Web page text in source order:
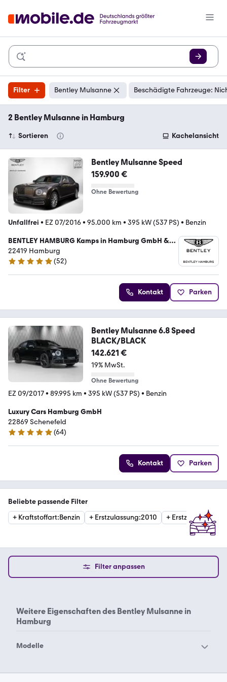
Filter Bentley Mulsanne Beschädigte Fahrzeuge:
2 Bentley Mulsanne in Hamburg
Sortieren Kachelansicht
Bentley Mulsanne Speed
159.900 €
Ohne Bewertung
Unfallfrei • EZ 07/2016• 95.000 km • 395 kW (537 PS) • Benzin
BENTLEY HAMBURG Kamps in Hamburg GmbH &
Co. KG
22419 Hamburg
5 Sterne
(52)
Kontakt Parken
Bentley Mulsanne 6.8 Speed
BLACK/BLACK
142.621 €
19% MwSt.
Ohne Bewertung
EZ 09/2017• 89.995 km • 395 kW (537 PS) • Benzin
Luxury Cars Hamburg GmbH
22869 Schenefeld
4.9 Sterne
(64)
Kontakt Parken
Beliebte passende Filter
+ Kraftstoffart:Benzin + Erstzulassung:2010 + Erstzulassung
Filter anpassen
Weitere Eigenschaften des Bentley Mulsanne in
Hamburg
Modelle